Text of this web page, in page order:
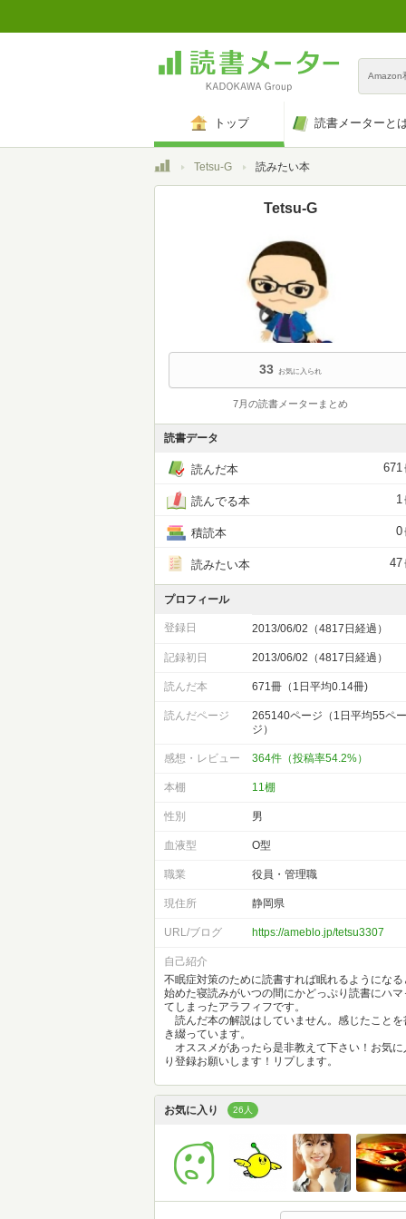
Amazon
トップ 読書メーターと
トップTetsu-G 読みたい本
Tetsu-G
33 お気に入られ
7月の読書メーターまとめ
読書データ
読んだ本 671
読んでる本 1
積読本 0
読みたい本 47
プロフィール
登録日 2013/06/02（4817日経過）
記録初日 2013/06/02（4817日経過）
読んだ本 671冊（1日平均0.14冊)
読んだページ
265140ページ（1日平均55ペ
ジ）
感想・レビュー 364件（投稿率54.2%）
本棚 11棚
性別 男
血液型 O型
職業 役員・管理職
現住所 静岡県
URL/ブログ https://ameblo.jp/tetsu3307
自己紹介
不眠症対策のために読書すれば眠れるようになる
始めた寝読みがいつの間にかどっぷり読書にハマ
てしまったアラフィフです。
読んだ本の解説はしていません。感じたことを
き綴っています。
オススメがあったら是非教えて下さい！お気に
り登録お願いします！リプします。
お気に入り 26人